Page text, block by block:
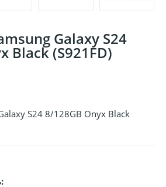
Galaxy S24
Black (S921FD)
S24 8/128GB Onyx Black